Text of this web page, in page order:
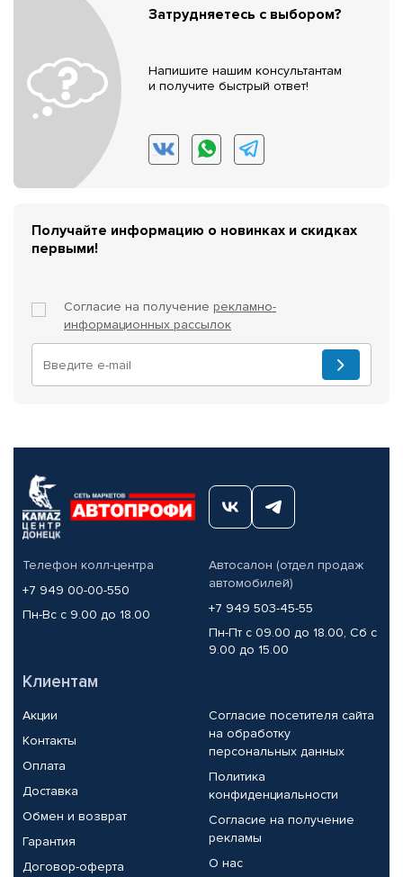
Затрудняетесь с выбором?
Напишите нашим консультантам
и получите быстрый ответ!
Получайте информацию о новинках и скидках
первыми!
Согласие на получение рекламно-
информационных рассылок
Телефон колл-центра
+7 949 00-00-550
Пн-Вс с 9.00 до 18.00
Автосалон (отдел продаж
автомобилей)
+7 949 503-45-55
Пн-Пт с 09.00 до 18.00, Сб с
9.00 до 15.00
Клиентам
Акции
Контакты
Оплата
Доставка
Обмен и возврат
Гарантия
Договор-оферта
Согласие посетителя сайта
на обработку
персональных данных
Политика
конфиденциальности
Согласие на получение
рекламы
О нас